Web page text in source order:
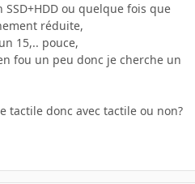
ou quelque fois que
réduite,
15,.. pouce,
fou un peu donc je cherche un
tactile donc avec tactile ou non?